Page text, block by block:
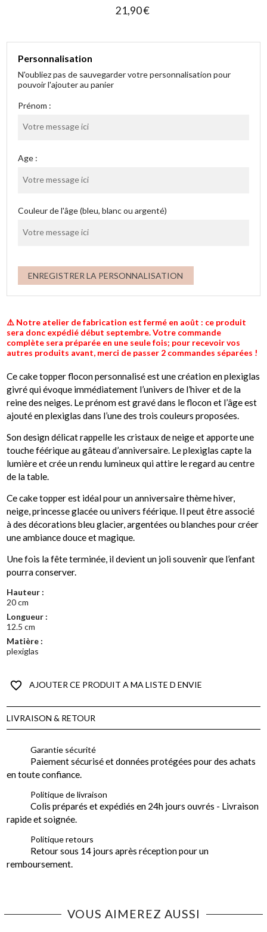
21,90 €
Personnalisation
N'oubliez pas de sauvegarder votre personnalisation pour
pouvoir l'ajouter au panier
Prénom :
Age :
Couleur de l'âge (bleu, blanc ou argenté)
ENREGISTRER LA PERSONNALISATION
⚠️ Notre atelier de fabrication est fermé en août : ce produit
sera donc expédié début septembre. Votre commande
complète sera préparée en une seule fois; pour recevoir vos
autres produits avant, merci de passer 2 commandes séparées !
Ce cake topper flocon personnalisé est une création en plexiglas
givré qui évoque immédiatement l’univers de l’hiver et de la
reine des neiges. Le prénom est gravé dans le flocon et l’âge est
ajouté en plexiglas dans l’une des trois couleurs proposées.
Son design délicat rappelle les cristaux de neige et apporte une
touche féérique au gâteau d’anniversaire. Le plexiglas capte la
lumière et crée un rendu lumineux qui attire le regard au centre
de la table.
Ce cake topper est idéal pour un anniversaire thème hiver,
neige, princesse glacée ou univers féérique. Il peut être associé
à des décorations bleu glacier, argentées ou blanches pour créer
une ambiance douce et magique.
Une fois la fête terminée, il devient un joli souvenir que l’enfant
pourra conserver.
Hauteur :
20 cm
Longueur :
12.5 cm
Matière :
plexiglas
favorite_border AJOUTER CE PRODUIT A MA LISTE D ENVIE
LIVRAISON & RETOUR
Garantie sécurité
Paiement sécurisé et données protégées pour des achats
en toute confiance.
Politique de livraison
Colis préparés et expédiés en 24h jours ouvrés - Livraison
rapide et soignée.
Politique retours
Retour sous 14 jours après réception pour un
remboursement.
VOUS AIMEREZ AUSSI